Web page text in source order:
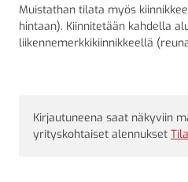
Muistathan tilata myös
hintaan). Kiinnitetään kahdella
liikennemerkkikiinnikkeellä
Kirjautuneena saat näkyviin
yrityskohtaiset alennukset